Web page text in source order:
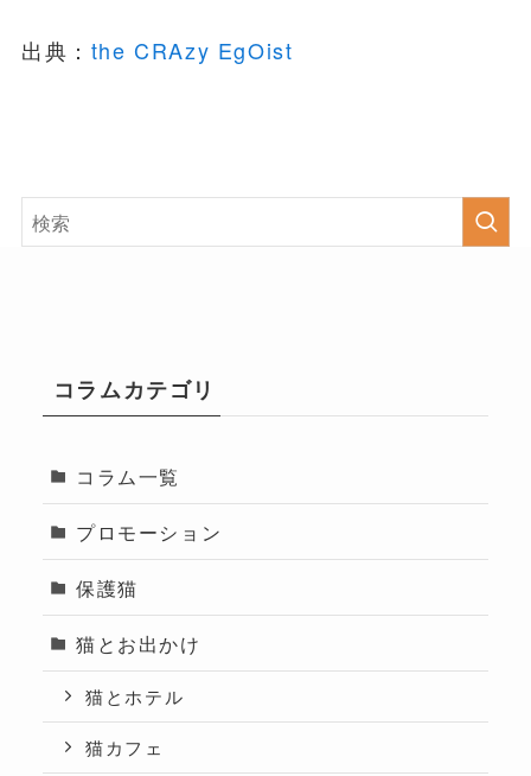
出典： the CRAzy EgOist
コラムカテゴリ
コラム一覧
プロモーション
保護猫
猫とお出かけ
猫とホテル
猫カフェ